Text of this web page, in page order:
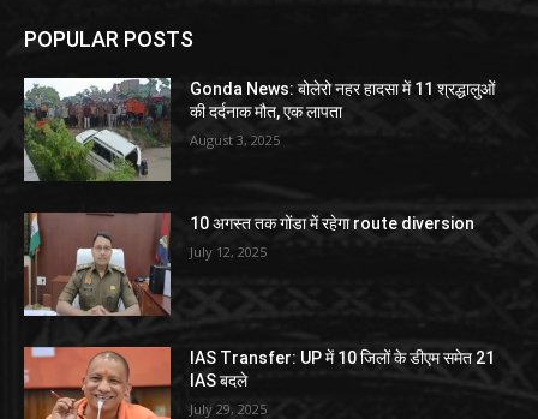
POPULAR POSTS
Gonda News: बोलेरो नहर हादसा में 11 श्रद्धालुओं
की दर्दनाक मौत, एक लापता
August 3, 2025
10 अगस्त तक गोंडा में रहेगा route diversion
July 12, 2025
IAS Transfer: UP में 10 जिलों के डीएम समेत 21
IAS बदले
July 29, 2025